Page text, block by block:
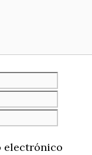
electrónico